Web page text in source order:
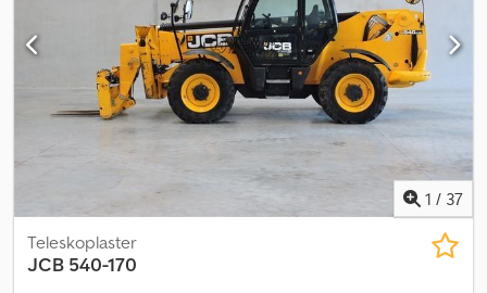
1 / 37
Teleskoplaster
JCB 540-170